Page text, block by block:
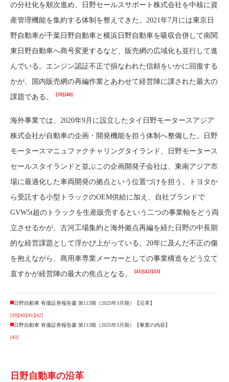
の分社化を順次進め、日野セールスサポート株式会社を中核に資
産管理機能を集約する体制を整えてきた。2021年7月には東京日
野自動車が千葉日野自動車と横浜日野自動車を吸収合併して南関
東日野自動車へ商号変更するなど、販売網の広域化も並行して進
んでいる。エンジン認証不正で損なわれた信頼をいかに回復する
かが、国内販売網の再編作業とあわせて経営陣に課された最大の
課題である。
[39][40]
海外事業では、2020年9月に設立したタイ日野モータースアジア
株式会社が自動車の企画・開発機能を担う体制へ整備した。日野
モータースマニュファクチャリングタイランド、日野モータース
セールスタイランドと並ぶこの企画開発子会社は、東南アジア市
場に最適化した車両開発の拠点という位置づけを担う。トヨタか
ら受託する小型トラックのOEM供給に加え、自社ブランドで
GVW5t超のトラックを生産販売するという二つの事業軸をどう両
立させるかが、古河工場集約と海外拠点再編を経た日野の中長期
的な経営課題として浮かび上がっている。20年に及んだ不正の傷
を抱えながら、商用車専業メーカーとしての事業構造をどう立て
直すかが経営陣の最大の焦点となる。
[41][42][43]
日野自動車 有価証券報告書 第113期（2025年3月期）【沿革】
[39][40][41][42]
日野自動車 有価証券報告書 第113期（2025年3月期）【事業の内容】
[43]
日野自動車の沿革